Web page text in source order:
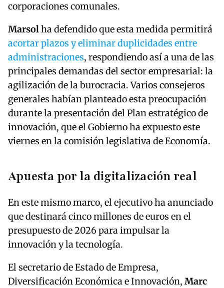
corporaciones comunales.
Marsolha defendido que esta medida permitirá
acortar plazos y eliminar duplicidades entre
administraciones, respondiendo así a una de las
principales demandas del sector empresarial: la
agilización de la burocracia. Varios consejeros
generales habían planteado esta preocupación
durante la presentación del Plan estratégico de
innovación, que el Gobierno ha expuesto este
viernes en la comisión legislativa de Economía.
Apuesta por la digitalización real
En este mismo marco, el ejecutivo ha anunciado
que destinará cinco millones de euros en el
presupuesto de 2026 para impulsar la
innovación y la tecnología.
El secretario de Estado de Empresa,
Diversificación Económica e Innovación, Marc